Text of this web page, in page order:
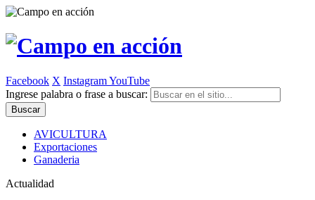
Facebook X InstagramYouTube
Ingrese palabra o frase a buscar:
AVICULTURA
Exportaciones
Ganaderia
Actualidad